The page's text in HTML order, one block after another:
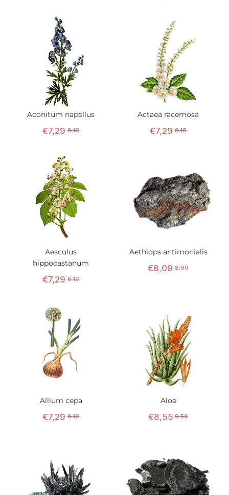
Aconitum napellus
€7,29 8.10
Actaea racemosa
€7,29 8.10
Aesculus
hippocastanum
€7,29 8.10
Aethiops antimonialis
€8,09 8.99
Allium cepa
€7,29 8.10
Aloe
€8,55 9.50